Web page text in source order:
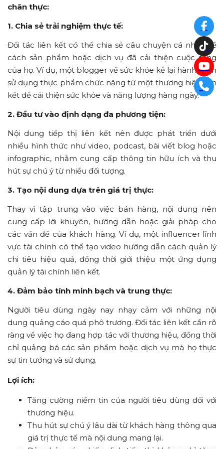
chân thực:
1. Chia sẻ trải nghiệm thực tế:
Đối tác liên kết có thể chia sẻ câu chuyện cá nhân về
cách sản phẩm hoặc dịch vụ đã cải thiện cuộc sống
của họ. Ví dụ, một blogger về sức khỏe kể lại hành trình
sử dụng thực phẩm chức năng từ một thương hiệu liên
kết để cải thiện sức khỏe và năng lượng hàng ngày.
2. Đầu tư vào định dạng đa phương tiện:
Nội dung tiếp thị liên kết nên được phát triển dưới
nhiều hình thức như video, podcast, bài viết blog hoặc
infographic, nhằm cung cấp thông tin hữu ích và thu
hút sự chú ý từ nhiều đối tượng.
3. Tạo nội dung dựa trên giá trị thực:
Thay vì tập trung vào việc bán hàng, nội dung nên
cung cấp lời khuyên, hướng dẫn hoặc giải pháp cho
các vấn đề của khách hàng. Ví dụ, một influencer lĩnh
vực tài chính có thể tạo video hướng dẫn cách quản lý
chi tiêu hiệu quả, đồng thời giới thiệu một ứng dụng
quản lý tài chính liên kết.
4. Đảm bảo tính minh bạch và trung thực:
Người tiêu dùng ngày nay nhạy cảm với những nội
dung quảng cáo quá phô trương. Đối tác liên kết cần rõ
ràng về việc họ đang hợp tác với thương hiệu, đồng thời
chỉ quảng bá các sản phẩm hoặc dịch vụ mà họ thực
sự tin tưởng và sử dụng.
Lợi ích:
Tăng cường niềm tin của người tiêu dùng đối với
thương hiệu.
Thu hút sự chú ý lâu dài từ khách hàng thông qua
giá trị thực tế mà nội dung mang lại.